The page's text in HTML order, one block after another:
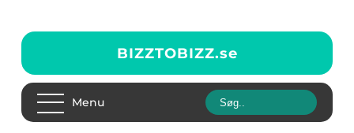
BIZZTOBIZZ.se
Menu